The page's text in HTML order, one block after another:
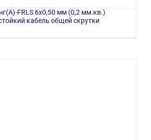
FRLS 6х0,50 мм (0,2 мм.кв.)
кабель общей скрутки